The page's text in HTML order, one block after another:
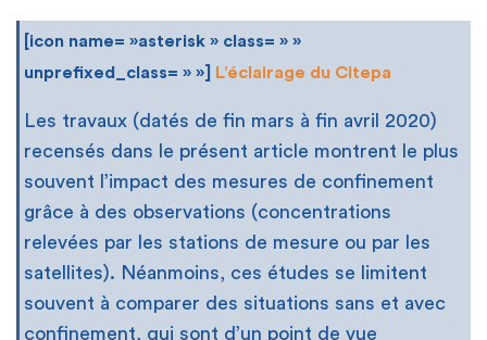
[icon name= »asterisk » class= » »
unprefixed_class= » »]
L’éclairage du Citepa
Les travaux (datés de fin mars à fin avril 2020)
recensés dans le présent article montrent le plus
souvent l’impact des mesures de confinement
grâce à des observations (concentrations
relevées par les stations de mesure ou par les
satellites). Néanmoins, ces études se limitent
souvent à comparer des situations sans et avec
confinement, qui sont d’un point de vue